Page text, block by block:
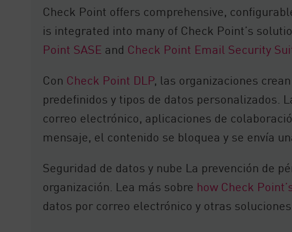
Check Point offers comprehensive,
is integrated into many of Check Point’s
Point SASE and Check Point Email Security
Con Check Point DLP, las organizaciones
predefinidos y tipos de datos personalizados.
correo electrónico, aplicaciones de
mensaje, el contenido se bloquea y se envía
Seguridad de datos y nube La prevención de
organización. Lea más sobre how Check
datos por correo electrónico y otras